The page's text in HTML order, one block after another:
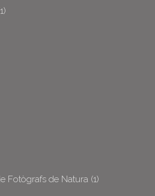
Fotògrafs de Natura (1)